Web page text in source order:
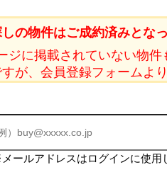
の物件はご成約済みとな
ジに掲載されていない物件
が、会員登録フォームよ
ールアドレスはログインに使用